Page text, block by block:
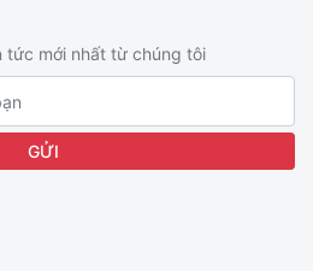
tức mới nhất từ chúng tôi